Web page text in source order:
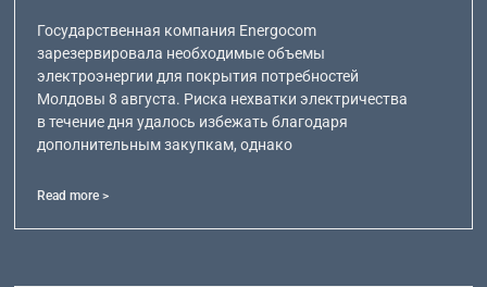
Государственная компания Energocom
зарезервировала необходимые объемы
электроэнергии для покрытия потребностей
Молдовы 8 августа. Риска нехватки электричества
в течение дня удалось избежать благодаря
дополнительным закупкам, однако
Read more >